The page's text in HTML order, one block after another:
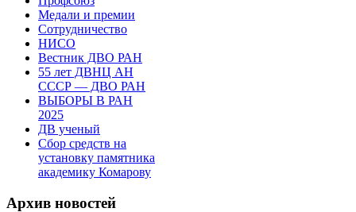
Медали и премии
Сотрудничество
НИСО
Вестник ДВО РАН
55 лет ДВНЦ АН
СССР — ДВО РАН
ВЫБОРЫ В РАН
2025
ДВ ученый
Сбор средств на
установку памятника
академику Комарову
Архив новостей